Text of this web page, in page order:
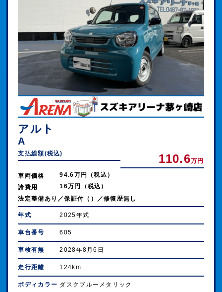
アルト
A
支払総額(税込) 110.6万円
車両価格
94.6万円（税込）
諸費用
16万円（税込）
法定整備あり／保証付（）／修復歴無し
年式 2025年式
車台番号 605
車検有無 2028年8月6日
走行距離 124km
ボディカラー ダスクブルーメタリック